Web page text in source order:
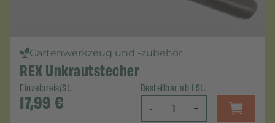
Gartenwerkzeug und -zubehör
REX Unkrautstecher
Einzelpreis/St.
17,99€
Bestellbar ab 1 St.
- +